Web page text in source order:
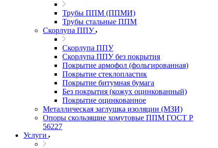
Трубы ППМ (ППМИ)
Трубы стальные ППМ
Скорлупа ППУ
Скорлупа ППУ
Скорлупа ППУ без покрытия
Покрытие армофол (фольгированная)
Покрытие стеклопластик
Покрытие битумная бумага
Без покрытия (кожух оцинкованный)
Покрытие оцинкованное
Металлическая заглушка изоляции (МЗИ)
Опоры скользящие хомутовые ППМ ГОСТ Р
56227
Услуги